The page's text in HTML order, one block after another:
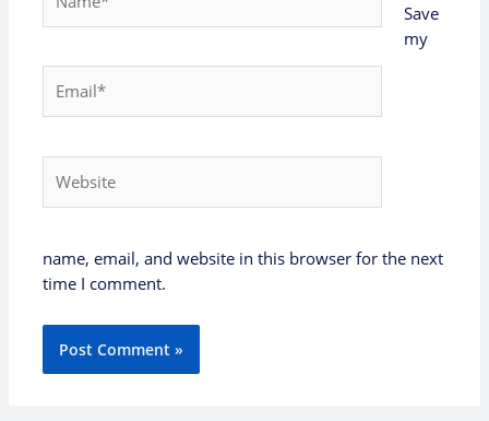
Save
my
name, email, and website in this browser for the next
time I comment.